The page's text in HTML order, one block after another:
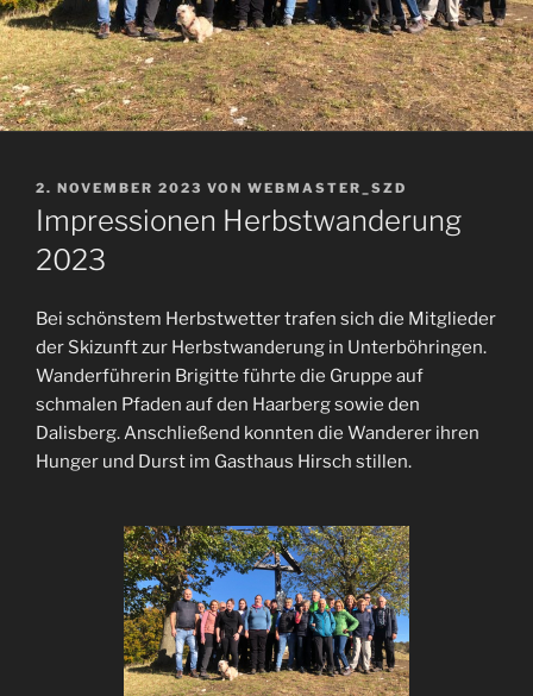
VERÖFFENTLICHT
AM
2. NOVEMBER 2023 VON WEBMASTER_SZD
Impressionen Herbstwanderung
2023
Bei schönstem Herbstwetter trafen sich die Mitglieder
der Skizunft zur Herbstwanderung in Unterböhringen.
Wanderführerin Brigitte führte die Gruppe auf
schmalen Pfaden auf den Haarberg sowie den
Dalisberg. Anschließend konnten die Wanderer ihren
Hunger und Durst im Gasthaus Hirsch stillen.